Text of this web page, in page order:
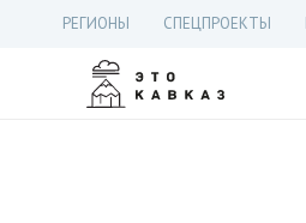
РЕГИОНЫ СПЕЦПРОЕКТЫ